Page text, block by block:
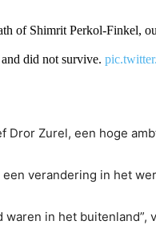
of Shimrit Perkol-Finkel,
and did not survive.
Zurel, een hoge
verandering in het
in het